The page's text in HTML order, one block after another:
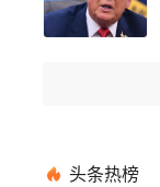
头条热榜